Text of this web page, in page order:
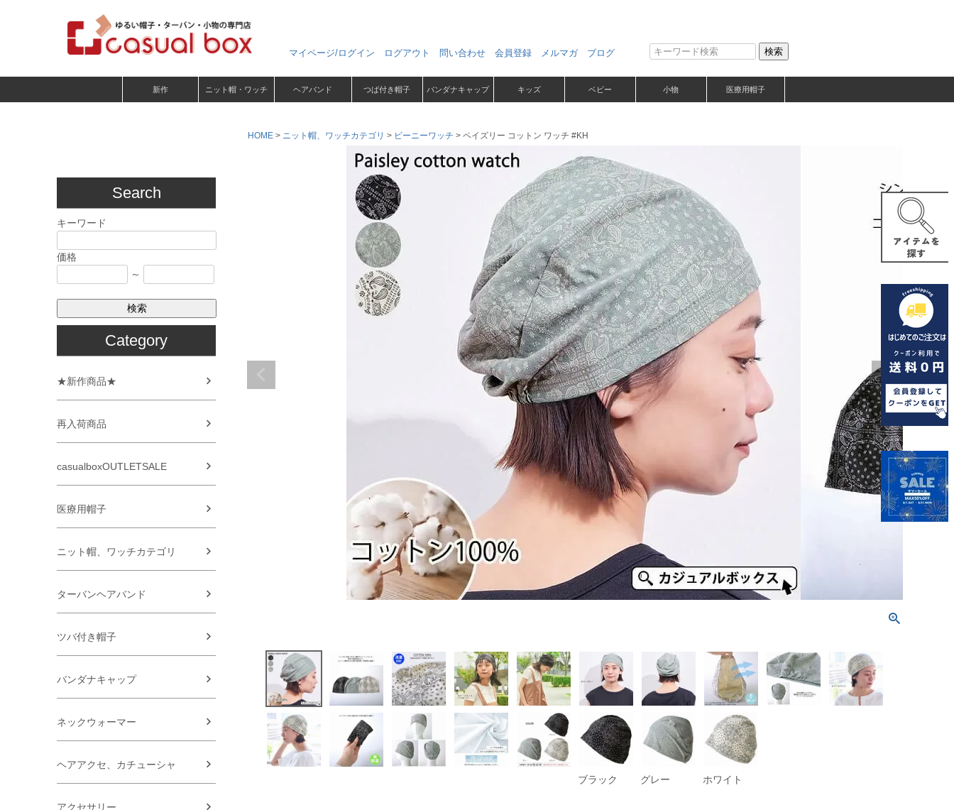
マイページ/ログイン ログアウト 問い合わせ 会員登録 メルマガ ブログ 検索
新作 ニット帽・ワッチ ヘアバンド つば付き帽子 バンダナキャップ キッズ ベビー 小物 医療用帽子
Search
キーワード
価格
～
検索
Category
★新作商品★
再入荷商品
casualboxOUTLETSALE
医療用帽子
ニット帽、ワッチカテゴリ
ターバンヘアバンド
ツバ付き帽子
バンダナキャップ
ネックウォーマー
ヘアアクセ、カチューシャ
アクセサリー
HOME ニット帽、ワッチカテゴリ ビーニーワッチ ペイズリー コットン ワッチ #KH
ブラック グレー ホワイト